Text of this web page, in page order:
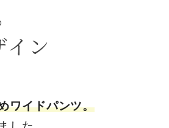
ン
ワイドパンツ。